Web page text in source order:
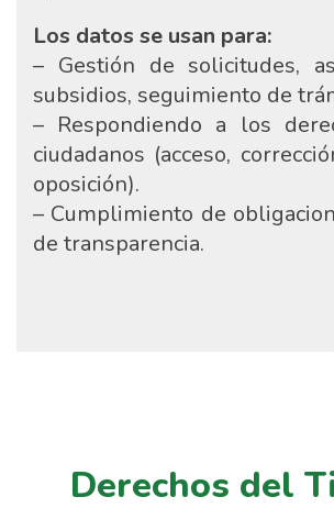
Los datos se usan para:
– Gestión de solicitudes,
subsidios, seguimiento de
– Respondiendo a los
ciudadanos (acceso,
oposición).
– Cumplimiento de
de transparencia.
Derechos del